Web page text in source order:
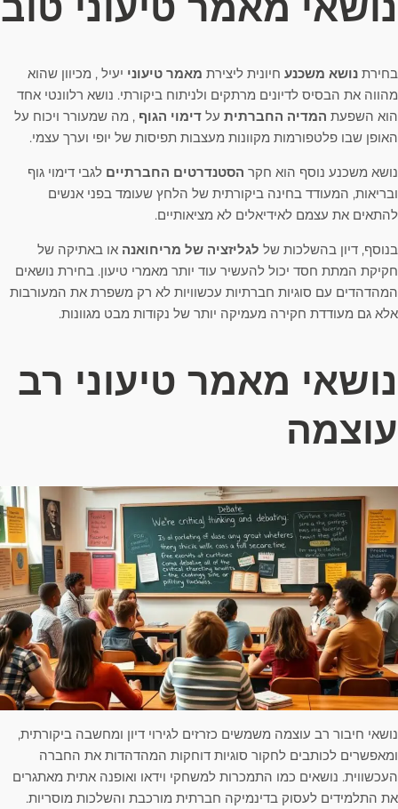
בחירת נושא משכנע חיונית ליצירת מאמר טיעוני יעיל , מכיוון שהוא
מהווה את הבסיס לדיונים מרתקים ולניתוח ביקורתי. נושא רלוונטי אחד
הוא השפעת המדיה החברתית על דימוי הגוף , מה שמעורר ויכוח על
האופן שבו פלטפורמות מקוונות מעצבות תפיסות של יופי וערך עצמי.
נושא משכנע נוסף הוא חקר הסטנדרטים החברתיים לגבי דימוי גוף
ובריאות, המעודד בחינה ביקורתית של הלחץ שעומד בפני אנשים
להתאים את עצמם לאידיאלים לא מציאותיים.
בנוסף, דיון בהשלכות של לגליזציה של מריחואנה או באתיקה של
חקיקת המתת חסד יכול להעשיר עוד יותר מאמרי טיעון. בחירת נושאים
המהדהדים עם סוגיות חברתיות עכשוויות לא רק משפרת את המעורבות
אלא גם מעודדת חקירה מעמיקה יותר של נקודות מבט מגוונות.
נושאי מאמר טיעוני רב
עוצמה
נושאי חיבור רב עוצמה משמשים כזרזים לגירוי דיון ומחשבה ביקורתית,
ומאפשרים לכותבים לחקור סוגיות דוחקות המהדהדות את החברה
העכשווית. נושאים כמו התמכרות למשחקי וידאו ואופנה אתית מאתגרים
את התלמידים לעסוק בדינמיקה חברתית מורכבת והשלכות מוסריות.